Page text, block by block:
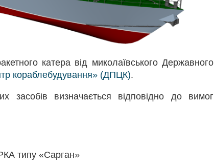
катера від миколаївського Державного
кораблебудування» (ДПЦК).
засобів визначається відповідно до вимог
типу «Сарган»